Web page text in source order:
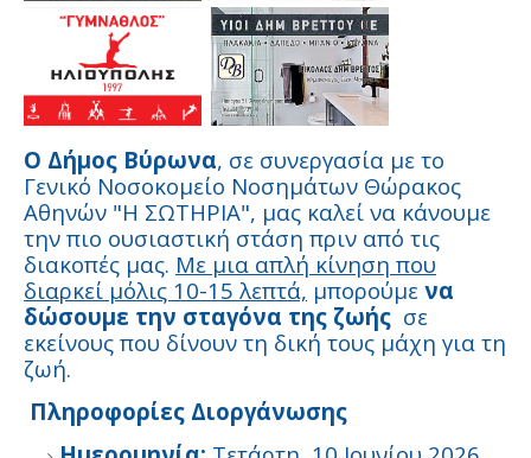
Ο Δήμος Βύρωνα, σε συνεργασία με το
Γενικό Νοσοκομείο Νοσημάτων Θώρακος
Αθηνών "Η ΣΩΤΗΡΙΑ", μας καλεί να κάνουμε
την πιο ουσιαστική στάση πριν από τις
διακοπές μας. Με μια απλή κίνηση που
διαρκεί μόλις 10-15 λεπτά, μπορούμε να
δώσουμε την σταγόνα της ζωής σε
εκείνους που δίνουν τη δική τους μάχη για τη
ζωή.
Πληροφορίες Διοργάνωσης